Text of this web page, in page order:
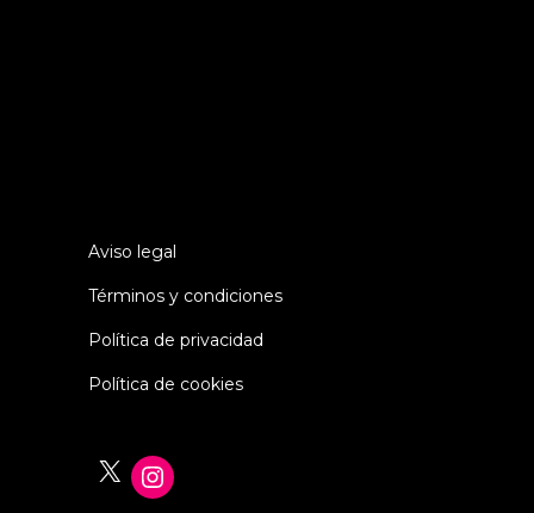
Aviso legal
Términos y condiciones
Política de privacidad
Política de cookies
X Instagram